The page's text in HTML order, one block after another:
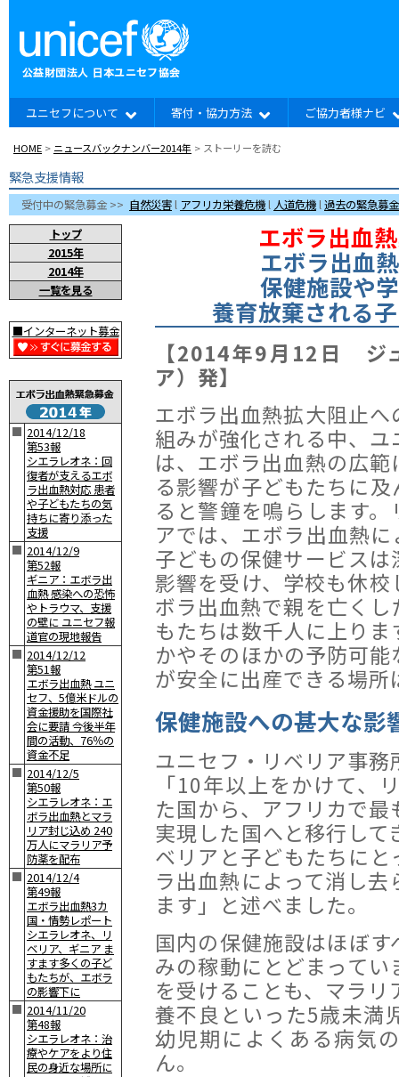
ユニセフについて 寄付・協力方法 ご協力者様ナビ
HOME > ニュースバックナンバー2014年 > ストーリーを読む
緊急支援情報
受付中の緊急募金 >> 自然災害l アフリカ栄養危機l 人道危機l過去の緊急募
トップ
2015年
2014年
一覧を見る
■インターネット募金
■ 2014/12/18
第53報
シエラレオネ：回
復者が支えるエボ
ラ出血熱対応 患者
や子どもたちの気
持ちに寄り添った
支援
■ 2014/12/9
第52報
ギニア：エボラ出
血熱 感染への恐怖
やトラウマ、支援
の壁に ユニセフ報
道官の現地報告
■ 2014/12/12
第51報
エボラ出血熱 ユニ
セフ、5億米ドルの
資金援助を国際社
会に要請 今後半年
間の活動、76％の
資金不足
■ 2014/12/5
第50報
シエラレオネ：エ
ボラ出血熱とマラ
リア封じ込め 240
万人にマラリア予
防薬を配布
■ 2014/12/4
第49報
エボラ出血熱3カ
国・情勢レポート
シエラレオネ、リ
ベリア、ギニア ま
すます多くの子ど
もたちが、エボラ
の影響下に
■ 2014/11/20
第48報
シエラレオネ：治
療やケアをより住
民の身近な場所に
エボラ出血
エボラ出血
保健施設や
養育放棄される
【2014年9月12日 ジ
ア）発】
エボラ出血熱拡大阻止へ
組みが強化される中、ユ
は、エボラ出血熱の広範
る影響が子どもたちに及
ると警鐘を鳴らします。
アでは、エボラ出血熱に
子どもの保健サービスは
影響を受け、学校も休校
ボラ出血熱で親を亡くし
もたちは数千人に上り
かやそのほかの予防可
が安全に出産できる場
保健施設への甚大な影
ユニセフ・リベリア事
「10年以上をかけて、
た国から、アフリカで
実現した国へと移行し
ベリアと子どもたちに
ラ出血熱によって消し
ます」と述べました。
国内の保健施設はほぼ
みの稼動にとどまって
を受けることも、マラ
養不良といった5歳未満
幼児期によくある病気
ん。